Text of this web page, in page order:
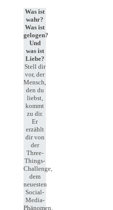
Was ist
wahr?
Was ist
gelogen?
Und
was ist
Liebe?
Stell dir
vor, der
Mensch,
den du
liebst,
kommt
zu dir.
Er
erzählt
dir von
der
Three-
Things-
Challenge,
dem
neuesten
Social-
Media-
Phänomen.